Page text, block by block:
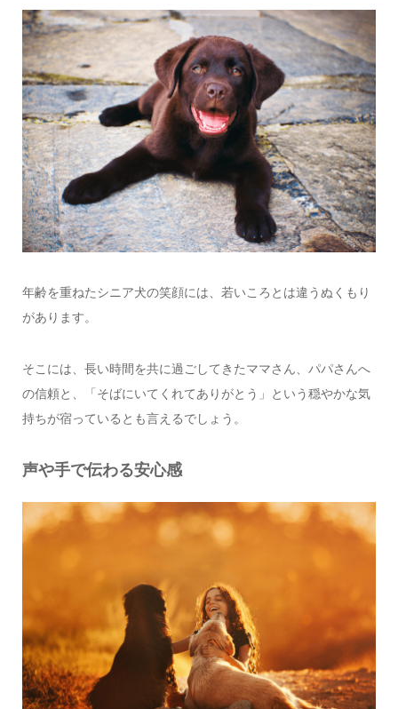
年齢を重ねたシニア犬の笑顔には、若いころとは違うぬくもり
があります。
そこには、長い時間を共に過ごしてきたママさん、パパさんへ
の信頼と、
「そばにいてくれてありがとう」という穏やかな気
持ちが宿っているとも言えるでしょう。
声や手で伝わる安心感